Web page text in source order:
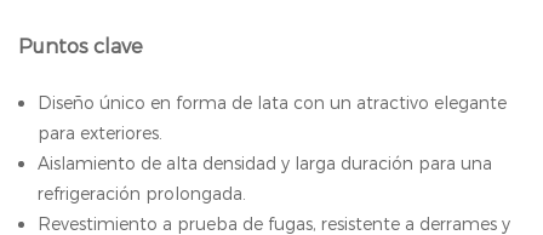
Puntos clave
Diseño único en forma de lata con un atractivo elegante
para exteriores.
Aislamiento de alta densidad y larga duración para una
refrigeración prolongada.
Revestimiento a prueba de fugas, resistente a derrames y